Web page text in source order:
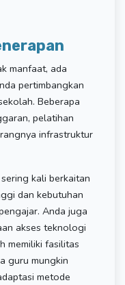
manfaat, ada
pertimbangkan
Beberapa
pelatihan
infrastruktur
kali berkaitan
dan kebutuhan
Anda juga
akses teknologi
memiliki fasilitas
guru mungkin
metode